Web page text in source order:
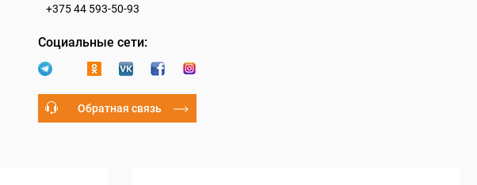
+375 44 593-50-93
Социальные сети:
Обратная связь